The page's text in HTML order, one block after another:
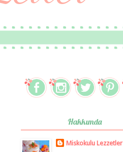
Hakkımda
Miskokulu Lezzetler